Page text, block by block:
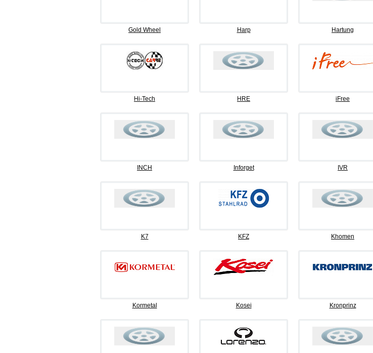
Gold Wheel Harp Hartung
Hi-Tech HRE iFree
INCH Inforget IVR
K7 KFZ Khomen
Kormetal Kosei Kronprinz